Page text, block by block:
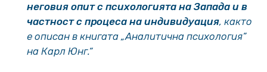
неговия опит с психологията на Запада и в
частност с процеса на индивидуация, както
е описан в книгата „Аналитична психология”
на Карл Юнг.“